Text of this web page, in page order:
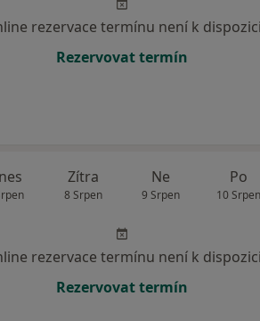
rezervace termínu není k dispozici
Rezervovat termín
Zítra
8 Srpen
Ne
9 Srpen
Po
10 Srpen
rezervace termínu není k dispozici
Rezervovat termín